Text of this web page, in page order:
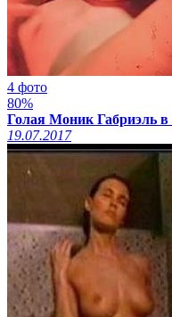
4 фото
80%
Голая Моник Габриэль в
19.07.2017